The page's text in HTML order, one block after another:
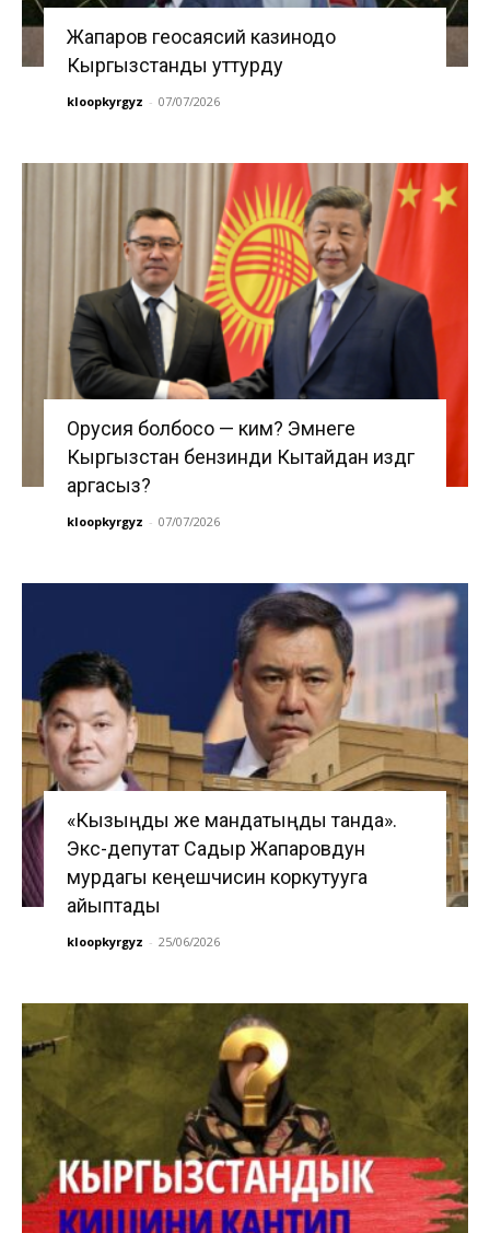
Жапаров геосаясий казинодо
Кыргызстанды уттурду
kloopkyrgyz - 07/07/2026
Орусия болбосо — ким? Эмнеге
Кыргызстан бензинди Кытайдан издөөгө
аргасыз?
kloopkyrgyz - 07/07/2026
«Кызыңды же мандатыңды танда».
Экс-депутат Садыр Жапаровдун
мурдагы кеңешчисин коркутууга
айыптады
kloopkyrgyz - 25/06/2026